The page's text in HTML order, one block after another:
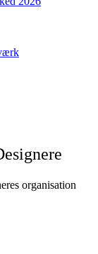
organisation